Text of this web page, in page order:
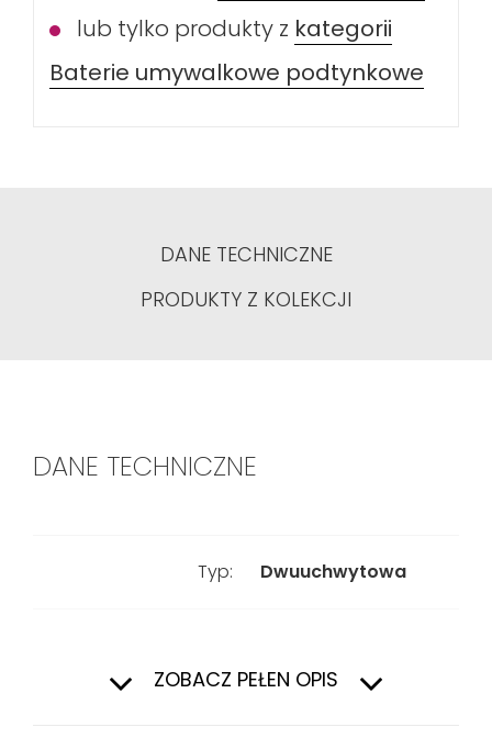
lub tylko produkty z kategorii
Baterie umywalkowe podtynkowe
DANE TECHNICZNE
PRODUKTY Z KOLEKCJI
DANE TECHNICZNE
Typ: Dwuuchwytowa
ZOBACZ PEŁEN OPIS